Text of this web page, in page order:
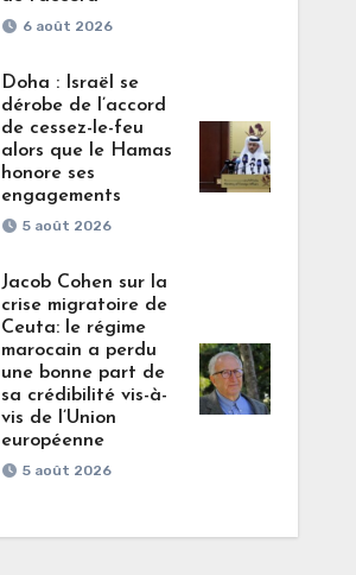
6 août 2026
Doha : Israël se
dérobe de l’accord
de cessez-le-feu
alors que le Hamas
honore ses
engagements
5 août 2026
Jacob Cohen sur la
crise migratoire de
Ceuta: le régime
marocain a perdu
une bonne part de
sa crédibilité vis-à-
vis de l’Union
européenne
5 août 2026